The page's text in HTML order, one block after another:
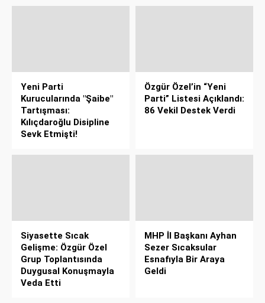
Yeni Parti
Kurucularında "Şaibe"
Tartışması:
Kılıçdaroğlu Disipline
Sevk Etmişti!
Özgür Özel’in “Yeni
Parti” Listesi Açıklandı:
86 Vekil Destek Verdi
Siyasette Sıcak
Gelişme: Özgür Özel
Grup Toplantısında
Duygusal Konuşmayla
Veda Etti
MHP İl Başkanı Ayhan
Sezer Sıcaksular
Esnafıyla Bir Araya
Geldi